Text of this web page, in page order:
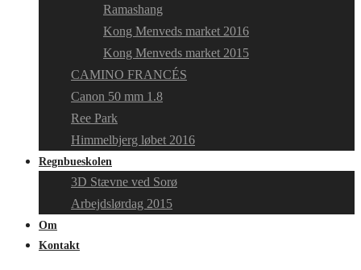
Ramashang
Kong Menveds market 2016
Kong Menveds market 2015
CAMINO FRANCÉS
Canon 50 mm 1.8
Ree Park
Himmelbjerg løbet 2016
Regnbueskolen
3D Stævne ved Sorø
Arbejdslørdag 2015
Om
Kontakt